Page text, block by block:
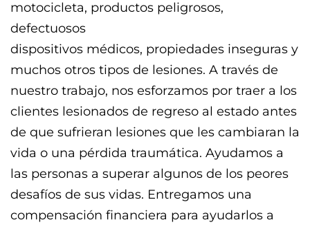
motocicleta, productos peligrosos,
defectuosos
dispositivos médicos, propiedades inseguras y
muchos otros tipos de lesiones. A través de
nuestro trabajo, nos esforzamos por traer a los
clientes lesionados de regreso al estado antes
de que sufrieran lesiones que les cambiaran la
vida o una pérdida traumática. Ayudamos a
las personas a superar algunos de los peores
desafíos de sus vidas. Entregamos una
compensación financiera para ayudarlos a